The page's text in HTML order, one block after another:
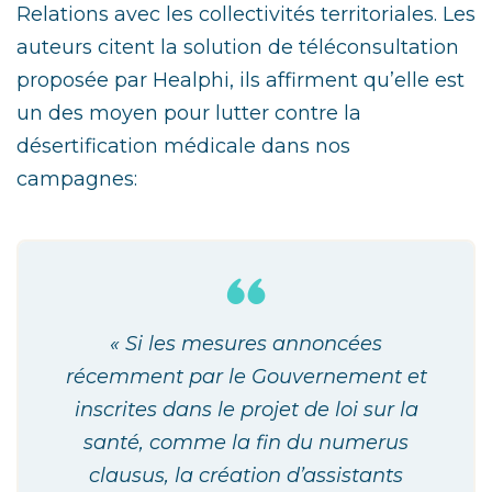
Relations avec les collectivités territoriales. Les
auteurs citent la solution de téléconsultation
proposée par Healphi, ils affirment qu’elle est
un des moyen pour lutter contre la
désertification médicale dans nos
campagnes:
« Si les mesures annoncées
récemment par le Gouvernement et
inscrites dans le projet de loi sur la
santé, comme la fin du numerus
clausus, la création d’assistants